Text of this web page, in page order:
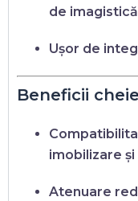
de
Ușor de
Beneficii
imobilizare
Atenuare